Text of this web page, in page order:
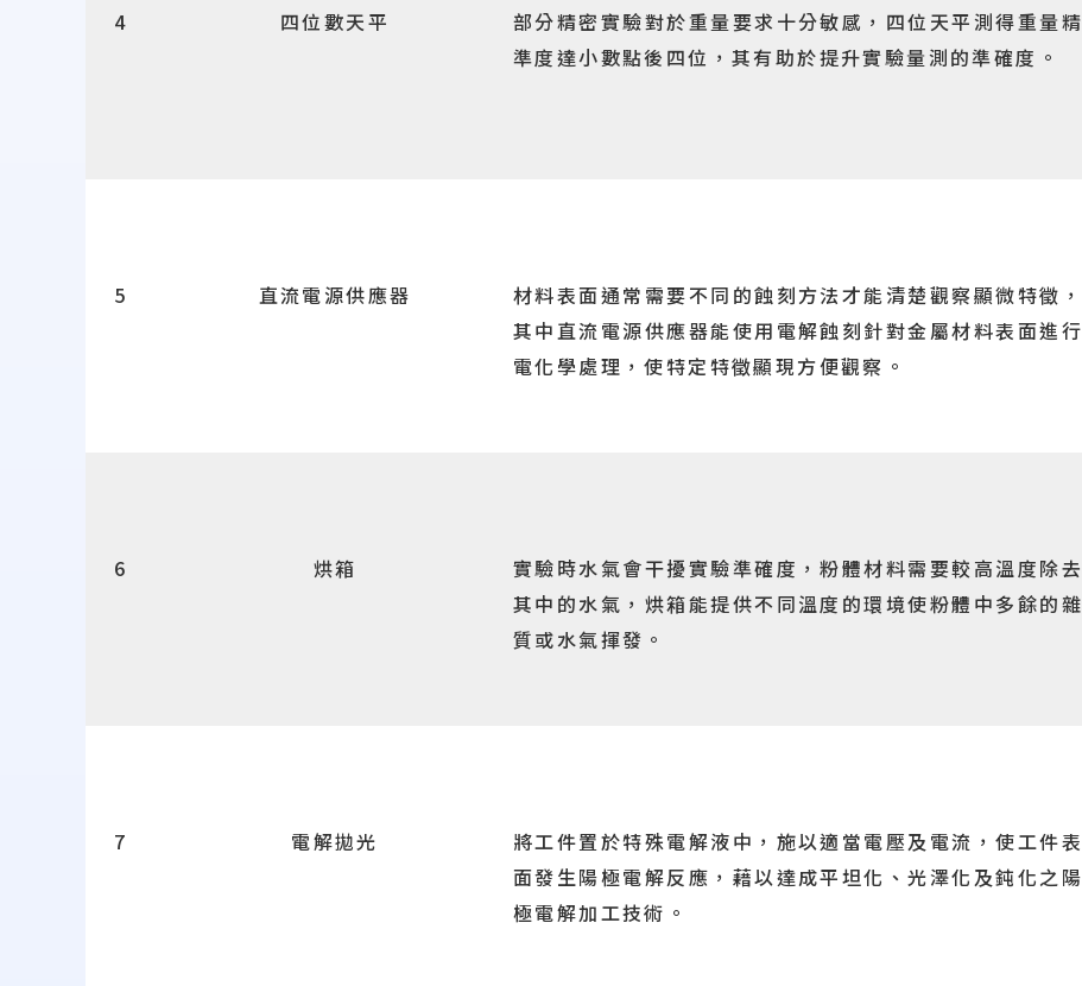
4 四位數天平
部分精密實驗對於重量要求十分敏感，四位天平測得重量精
準度達小數點後四位，其有助於提升實驗量測的準確度。
5 直流電源供應器
材料表面通常需要不同的蝕刻方法才能清楚觀察顯微特徵，
其中直流電源供應器能使用電解蝕刻針對金屬材料表面進行
電化學處理，使特定特徵顯現方便觀察。
6 烘箱
實驗時水氣會干擾實驗準確度，粉體材料需要較高溫度除去
其中的水氣，烘箱能提供不同溫度的環境使粉體中多餘的雜
質或水氣揮發。
7 電解拋光
將工件置於特殊電解液中，施以適當電壓及電流，使工件表
面發生陽極電解反應，藉以達成平坦化、光澤化及鈍化之陽
極電解加工技術。